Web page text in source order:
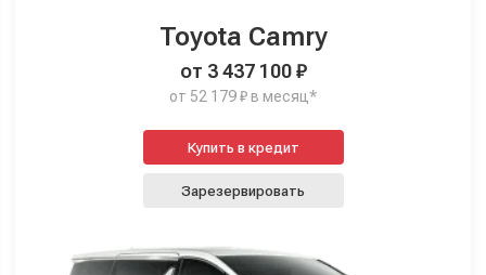
Toyota Camry
от 3 437 100 ₽
от 52 179 ₽ в месяц*
Купить в кредит
Зарезервировать